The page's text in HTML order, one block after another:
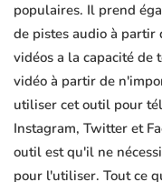
populaires. Il prend
de pistes audio à partir
vidéos a la capacité
vidéo à partir de
utiliser cet outil pour
Instagram, Twitter et
outil est qu'il ne
pour l'utiliser. Tout ce